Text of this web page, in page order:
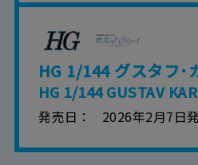
HG 1/144 グスタフ･
HG 1/144 GUSTAV
発売日 2026年2月7日